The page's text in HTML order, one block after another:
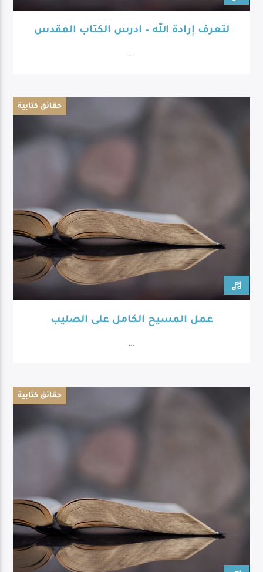
لتعرف إرادة الله – ادرس الكتاب المقدس
...
حقائق كتابية
عمل المسيح الكامل على الصليب
...
حقائق كتابية